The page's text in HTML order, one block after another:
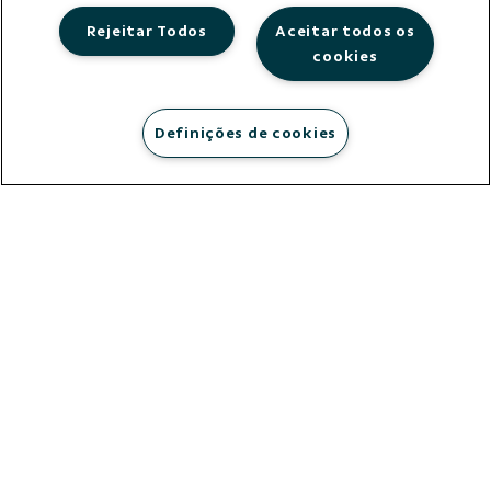
municípios
Aceitar todos os
cookies
Rejeitar Todos
Definições de cookies